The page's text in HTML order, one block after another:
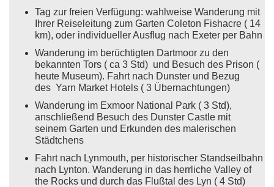
Tag zur freien Verfügung: wahlweise Wanderung mit
Ihrer Reiseleitung zum Garten Coleton Fishacre ( 14
km), oder individueller Ausflug nach Exeter per Bahn
Wanderung im berüchtigten Dartmoor zu den
bekannten Tors ( ca 3 Std) und Besuch des Prison (
heute Museum). Fahrt nach Dunster und Bezug
des Yarn Market Hotels ( 3 Übernachtungen)
Wanderung im Exmoor National Park ( 3 Std),
anschließend Besuch des Dunster Castle mit
seinem Garten und Erkunden des malerischen
Städtchens
Fahrt nach Lynmouth, per historischer Standseilbahn
nach Lynton. Wanderung in das herrliche Valley of
the Rocks und durch das Flußtal des Lyn ( 4 Std)